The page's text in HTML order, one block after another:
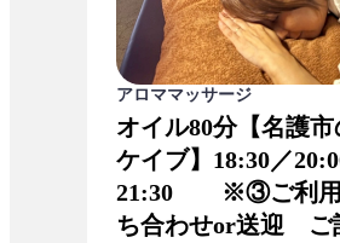
アロママッサージ
オイル80分【名護
ケイブ】18:30／
21:30 ※③ご利
ち合わせor送迎 ご